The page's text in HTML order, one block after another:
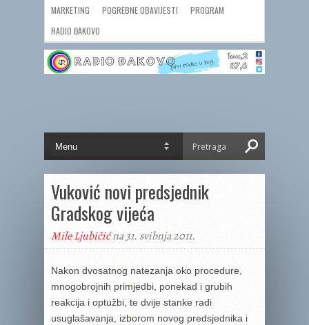
MARKETING POGREBNE OBAVIJESTI
PROGRAM
RADIO ĐAKOVO
Vuković novi predsjednik
Gradskog vijeća
Mile Ljubičićna 31. svibnja 2011.
Nakon dvosatnog natezanja oko procedure,
mnogobrojnih primjedbi, ponekad i grubih
reakcija i optužbi, te dvije stanke radi
usuglašavanja, izborom novog predsjednika i